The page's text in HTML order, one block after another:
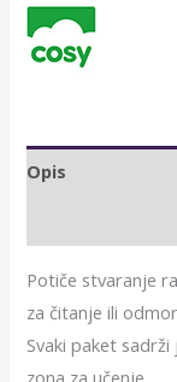
Opis
Potiče stvaranje
za čitanje ili
Svaki paket
zona za učenje.